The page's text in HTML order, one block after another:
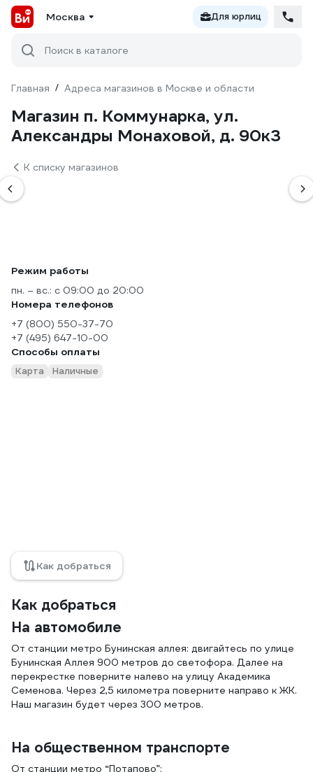
Москва Для юрлиц
Поиск в каталоге
Главная / Адреса магазинов в Москве и области
Магазин п. Коммунарка, ул.
Александры Монаховой, д. 90к3
К списку магазинов
Режим работы
пн. – вс.: с 09:00 до 20:00
Номера телефонов
+7 (800) 550-37-70
+7 (495) 647-10-00
Способы оплаты
Карта Наличные
Как добраться
Как добраться
На автомобиле
От станции метро Бунинская аллея: двигайтесь по улице
Бунинская Аллея 900 метров до светофора. Далее на
перекрестке поверните налево на улицу Академика
Семенова. Через 2,5 километра поверните направо к ЖК.
Наш магазин будет через 300 метров.
На общественном транспорте
От станции метро “Потапово”: